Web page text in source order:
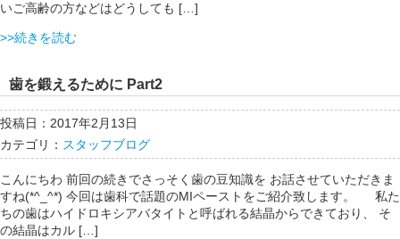
いご高齢の方などはどうしても […]
>>続きを読む
歯を鍛えるために Part2
投稿日：2017年2月13日
カテゴリ： スタッフブログ
こんにちわ 前回の続きでさっそく歯の豆知識を お話させていただきま
すね(*^_^*) 今回は歯科で話題のMIペーストをご紹介致します。 私た
ちの歯はハイドロキシアバタイトと呼ばれる結晶からできており、 そ
の結晶はカル […]